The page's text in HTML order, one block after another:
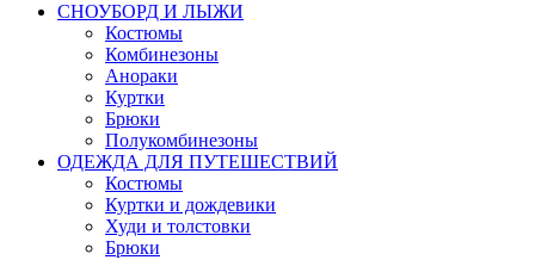
СНОУБОРД И ЛЫЖИ
Костюмы
Комбинезоны
Анораки
Куртки
Брюки
Полукомбинезоны
ОДЕЖДА ДЛЯ ПУТЕШЕСТВИЙ
Костюмы
Куртки и дождевики
Худи и толстовки
Брюки